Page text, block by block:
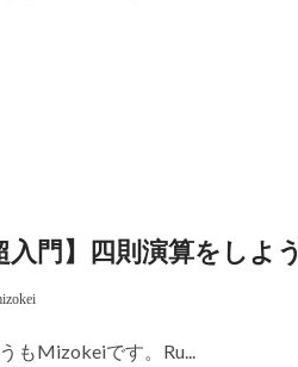
入門】四則演算をしよう
もMizokeiです。Ru...